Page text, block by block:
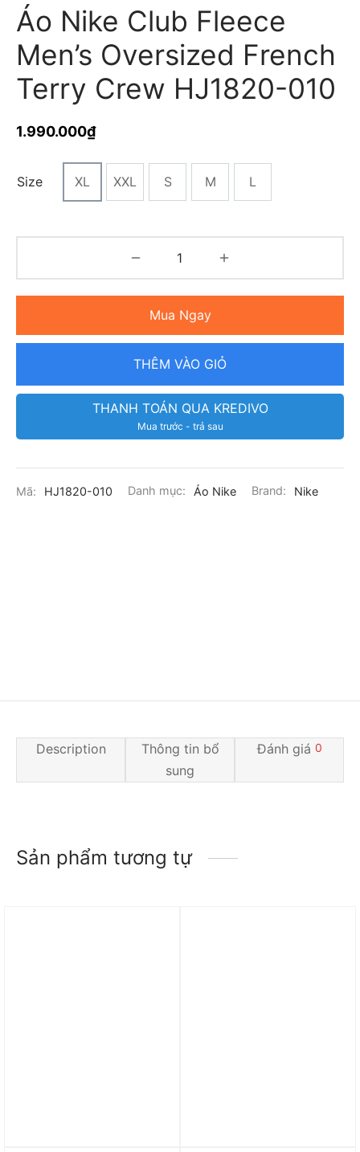
Áo Nike Club Fleece
Men’s Oversized French
Terry Crew HJ1820-010
1.990.000₫
Size XL XXL S M L
Mua Ngay
THÊM VÀO GIỎ
THANH TOÁN QUA KREDIVO
Mua trước - trả sau
Mã: HJ1820-010 Danh mục: Áo Nike Brand: Nike
Description
Thông tin bổ
sung
Đánh giá 0
Sản phẩm tương tự